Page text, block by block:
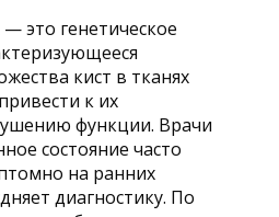
это генетическое
кист в тканях
к их
функции. Врачи
состояние часто
на ранних
диагностику. По